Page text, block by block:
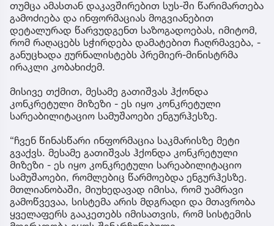
თუმცა ამასთან დაკავშირებით სუს-ში წარიმართება
გამოძიება და ინფორმაციას მოგვიანებით
დეტალურად წარვუდგენთ საზოგადოებას, იმიტომ,
რომ რაღაცებს სჭირდება დამატებით ჩაღრმავება, -
განუცხადა ჟურნალისტებს პრემიერ-მინისტრმა
ირაკლი კობახიძემ.
მისივე თქმით, მესამე გათიშვას ჰქონდა
კონკრეტული მიზეზი - ეს იყო კონკრეტული
სარეაბილიტაციო სამუშაოები ენგურჰესზე.
“ჩვენ წინასწარი ინფორმაცია საკმარისზე მეტი
გვაქვს. მესამე გათიშვას ჰქონდა კონკრეტული
მიზეზი - ეს იყო კონკრეტული სარეაბილიტაციო
სამუშაოები, რომლებიც წარმოებდა ენგურჰესზე.
მთლიანობაში, მიუხედავად იმისა, რომ უამრავი
გამოწვევაა, სისტემა არის მდგრადი და მთავრობა
ყველაფერს გააკეთებს იმისათვის, რომ სისტემის